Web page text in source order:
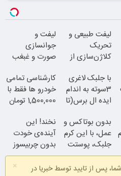
لیفت طبیعی و
تحریک
کلاژن‌سازی از
24ماه ماندگاری
جوان شو
لیفت و
جوانسازی
صورت و غبغب
دوران نقاهت
با جلبک لاغری
3سوته به اندام
ایده ال برس(تا
ویژه)
کارشناسی تمامی
خودرو ها فقط با
1,500,000 تومان
بدون بوتاکس و
عمل، با این کرم
جلبک، پوستت
رو جوان کن
نخند! این
آینده‌ی خودت
بدون چربیسوز
لاغریه (تا دیر
نشده سفارش×
پس از تایید توسط خبریا در